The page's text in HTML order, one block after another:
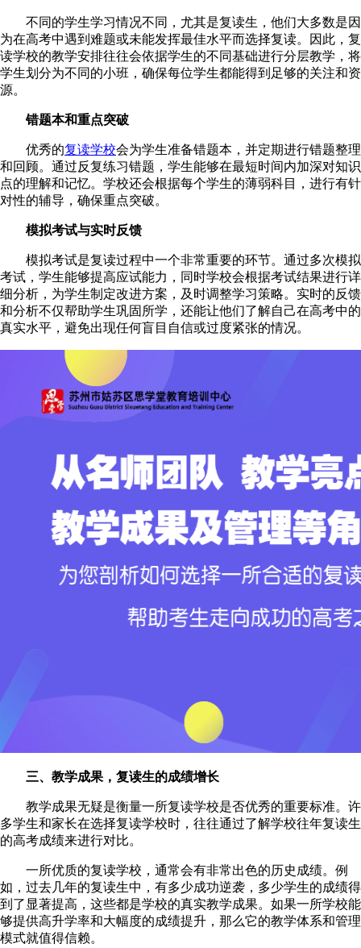
不同的学生学习情况不同，尤其是复读生，他们大多数是因
为在高考中遇到难题或未能发挥最佳水平而选择复读。因此，复
读学校的教学安排往往会依据学生的不同基础进行分层教学，将
学生划分为不同的小班，确保每位学生都能得到足够的关注和资
源。
错题本和重点突破
优秀的复读学校会为学生准备错题本，并定期进行错题整理
和回顾。通过反复练习错题，学生能够在最短时间内加深对知识
点的理解和记忆。学校还会根据每个学生的薄弱科目，进行有针
对性的辅导，确保重点突破。
模拟考试与实时反馈
模拟考试是复读过程中一个非常重要的环节。通过多次模拟
考试，学生能够提高应试能力，同时学校会根据考试结果进行详
细分析，为学生制定改进方案，及时调整学习策略。实时的反馈
和分析不仅帮助学生巩固所学，还能让他们了解自己在高考中的
真实水平，避免出现任何盲目自信或过度紧张的情况。
三、教学成果，复读生的成绩增长
教学成果无疑是衡量一所复读学校是否优秀的重要标准。许
多学生和家长在选择复读学校时，往往通过了解学校往年复读生
的高考成绩来进行对比。
一所优质的复读学校，通常会有非常出色的历史成绩。例
如，过去几年的复读生中，有多少成功逆袭，多少学生的成绩得
到了显著提高，这些都是学校的真实教学成果。如果一所学校能
够提供高升学率和大幅度的成绩提升，那么它的教学体系和管理
模式就值得信赖。